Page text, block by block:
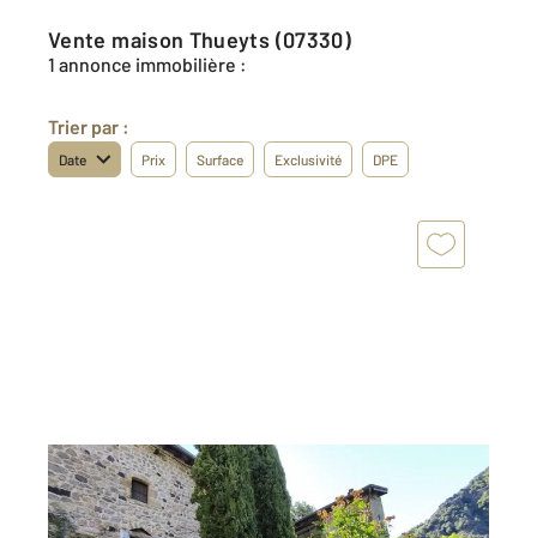
Vente maison Thueyts (07330)
1 annonce immobilière :
Trier par :
Date Prix Surface Exclusivité DPE
THUEYTS 07
55 m2, 3 pièces
Ref : 6316